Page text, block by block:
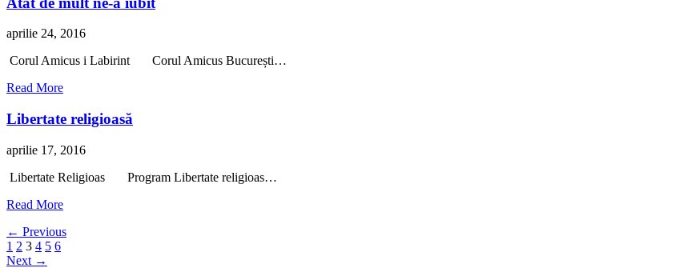
aprilie 24, 2016
Corul Amicus i Labirint Corul Amicus București…
Read More
Libertate religioasă
aprilie 17, 2016
Libertate Religioas Program Libertate religioas…
Read More
← Previous
1 2 3 4 5 6
Next →